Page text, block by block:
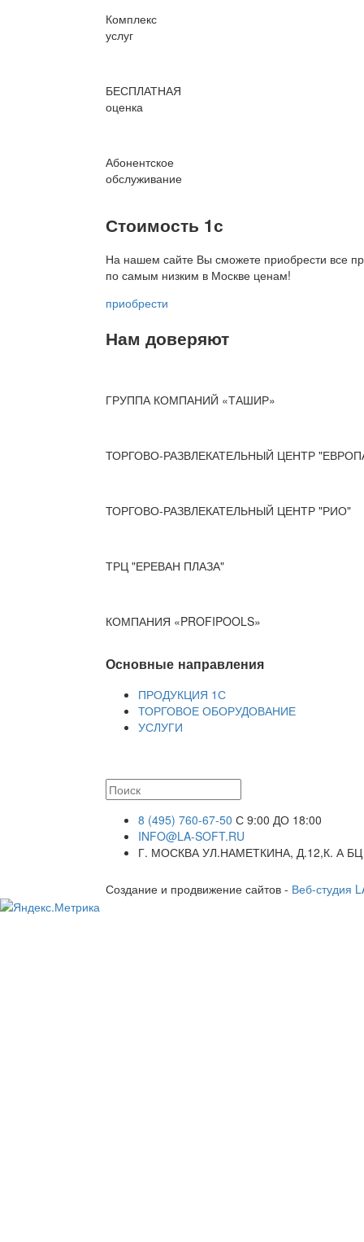
Комплекс
услуг
БЕСПЛАТНАЯ
оценка
Абонентское
обслуживание
Стоимость 1с
На нашем сайте Вы сможете приобрести все
по самым низким в Москве ценам!
приобрести
Нам доверяют
ГРУППА КОМПАНИЙ «ТАШИР»
ТОРГОВО-РАЗВЛЕКАТЕЛЬНЫЙ ЦЕНТР
ТОРГОВО-РАЗВЛЕКАТЕЛЬНЫЙ ЦЕНТР "РИО"
ТРЦ "ЕРЕВАН ПЛАЗА"
КОМПАНИЯ «PROFIPOOLS»
Основные направления
ПРОДУКЦИЯ 1С
ТОРГОВОЕ ОБОРУДОВАНИЕ
УСЛУГИ
8 (495) 760-67-50 С 9:00 ДО 18:00
INFO@LA-SOFT.RU
Г. МОСКВА УЛ.НАМЕТКИНА, Д.12,К. А
Создание и продвижение сайтов - Веб-студия